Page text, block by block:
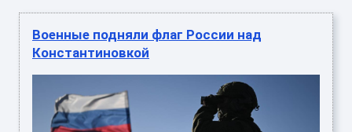
Военные подняли флаг России над
Константиновкой